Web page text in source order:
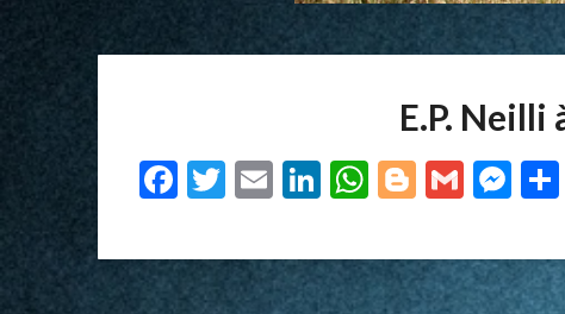
E.P. Neilli
Facebook
Twitter
EmailLinkedIn
WhatsApp
Blogger
Gmail